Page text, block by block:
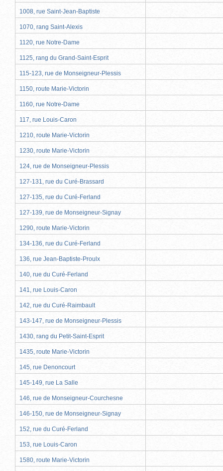
1008, rue Saint-Jean-Baptiste
1070, rang Saint-Alexis
1120, rue Notre-Dame
1125, rang du Grand-Saint-Esprit
115-123, rue de Monseigneur-Plessis
1150, route Marie-Victorin
1160, rue Notre-Dame
117, rue Louis-Caron
1210, route Marie-Victorin
1230, route Marie-Victorin
124, rue de Monseigneur-Plessis
127-131, rue du Curé-Brassard
127-135, rue du Curé-Ferland
127-139, rue de Monseigneur-Signay
1290, route Marie-Victorin
134-136, rue du Curé-Ferland
136, rue Jean-Baptiste-Proulx
140, rue du Curé-Ferland
141, rue Louis-Caron
142, rue du Curé-Raimbault
143-147, rue de Monseigneur-Plessis
1430, rang du Petit-Saint-Esprit
1435, route Marie-Victorin
145, rue Denoncourt
145-149, rue La Salle
146, rue de Monseigneur-Courchesne
146-150, rue de Monseigneur-Signay
152, rue du Curé-Ferland
153, rue Louis-Caron
1580, route Marie-Victorin